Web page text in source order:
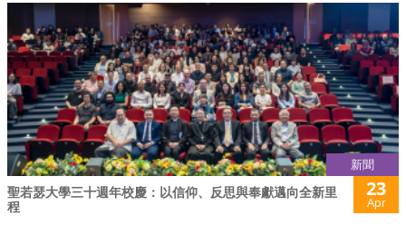
新聞
聖若瑟大學三十週年校慶：以信仰、反思與奉獻邁向全新里
程
23
Apr